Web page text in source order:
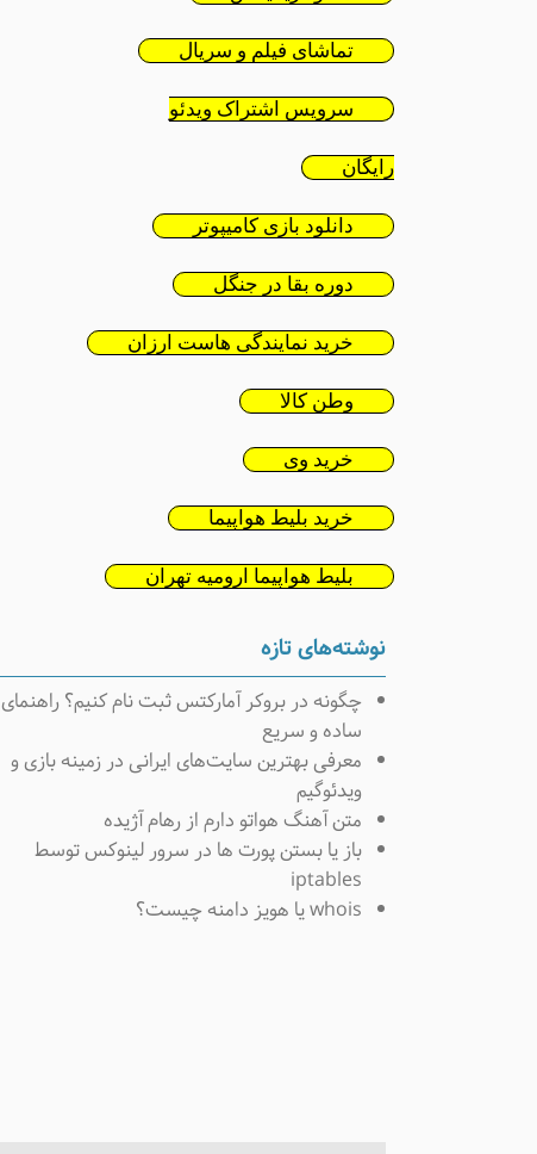
تماشای فیلم و سریال
سرویس اشتراک ویدئو
رایگان
دانلود بازی کامیپوتر
دوره بقا در جنگل
خرید نمایندگی هاست ارزان
وطن کالا
خرید وی
خرید بلیط هواپیما
بلیط هواپیما ارومیه تهران
نوشته‌های تازه
چگونه در بروکر آمارکتس ثبت نام کنیم؟ راهنمای
ساده و سریع
معرفی بهترین سایت‌های ایرانی در زمینه بازی و
ویدئوگیم
متن آهنگ هواتو دارم از رهام آژیده
باز یا بستن پورت ها در سرور لینوکس توسط
iptables
whois یا هویز دامنه چیست؟